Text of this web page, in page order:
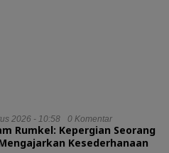
2026 - 10:58 0 Komentar
Rumkel: Kepergian Seorang
Kesederhanaan